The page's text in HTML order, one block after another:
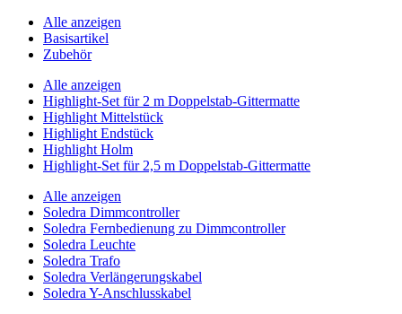
Alle anzeigen
Basisartikel
Zubehör
Alle anzeigen
Highlight-Set für 2 m Doppelstab-Gittermatte
Highlight Mittelstück
Highlight Endstück
Highlight Holm
Highlight-Set für 2,5 m Doppelstab-Gittermatte
Alle anzeigen
Soledra Dimmcontroller
Soledra Fernbedienung zu Dimmcontroller
Soledra Leuchte
Soledra Trafo
Soledra Verlängerungskabel
Soledra Y-Anschlusskabel